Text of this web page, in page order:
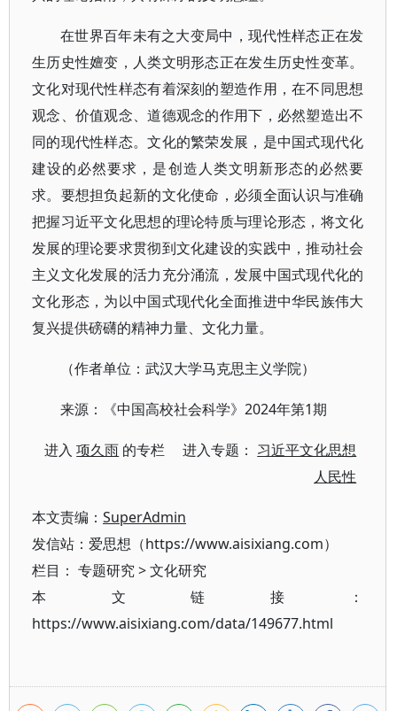
在世界百年未有之大变局中，现代性样态正在发
生历史性嬗变，人类文明形态正在发生历史性变革。
文化对现代性样态有着深刻的塑造作用，在不同思想
观念、价值观念、道德观念的作用下，必然塑造出不
同的现代性样态。文化的繁荣发展，是中国式现代化
建设的必然要求，是创造人类文明新形态的必然要
求。要想担负起新的文化使命，必须全面认识与准确
把握习近平文化思想的理论特质与理论形态，将文化
发展的理论要求贯彻到文化建设的实践中，推动社会
主义文化发展的活力充分涌流，发展中国式现代化的
文化形态，为以中国式现代化全面推进中华民族伟大
复兴提供磅礴的精神力量、文化力量。
（作者单位：武汉大学马克思主义学院）
来源：《中国高校社会科学》2024年第1期
进入项久雨 的专栏 进入专题： 习近平文化思想
人民性
本文责编： SuperAdmin
发信站：爱思想（https://www.aisixiang.com）
栏目： 专题研究>文化研究
本文链接：
https://www.aisixiang.com/data/149677.html